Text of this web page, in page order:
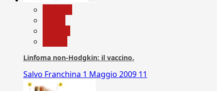
Linfoma non-Hodgkin: il vaccino.
Salvo Franchina 1 Maggio 2009 11